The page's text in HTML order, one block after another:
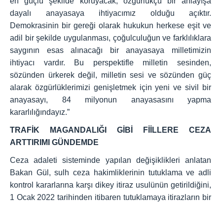
dayalı anayasaya ihtiyacımız olduğu açıktır.
Demokrasinin bir gereği olarak hukukun herkese eşit ve
adil bir şekilde uygulanması, çoğulculuğun ve farklılıklara
saygının esas alınacağı bir anayasaya milletimizin
ihtiyacı vardır. Bu perspektifle milletin sesinden,
sözünden ürkerek değil, milletin sesi ve sözünden güç
alarak özgürlüklerimizi genişletmek için yeni ve sivil bir
anayasayı, 84 milyonun anayasasını yapma
kararlılığındayız.”
TRAFİK MAGANDALIĞI GİBİ FİİLLERE CEZA
ARTTIRIMI GÜNDEMDE
Ceza adaleti sisteminde yapılan değişiklikleri anlatan
Bakan Gül, sulh ceza hakimliklerinin tutuklama ve adli
kontrol kararlarına karşı dikey itiraz usulünün getirildiğini,
1 Ocak 2022 tarihinden itibaren tutuklamaya itirazların bir